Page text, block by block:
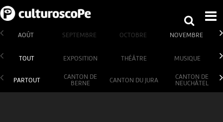
AOÛT SEPTEMBRE OCTOBRE NOVEMBRE
TOUT EXPOSITION THÉÂTRE MUSIQUE
PARTOUT
CANTON DE
BERNE
CANTON DU JURA
CANTON DE
NEUCHÂTEL